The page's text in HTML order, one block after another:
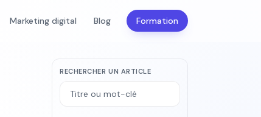
Marketing digital Blog Formation
RECHERCHER UN ARTICLE